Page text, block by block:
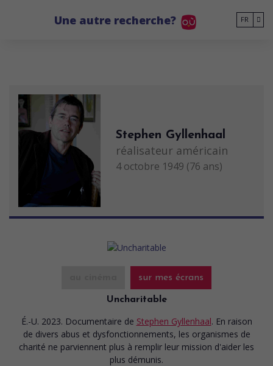
Une autre recherche? FR
Stephen Gyllenhaal
réalisateur américain
4 octobre 1949 (76 ans)
sur mes écrans
Uncharitable
É.-U. 2023. Documentaire de Stephen Gyllenhaal. En raison
de divers abus et dysfonctionnements, les organismes de
charité ne parviennent plus à remplir leur mission d'aider les
plus démunis.